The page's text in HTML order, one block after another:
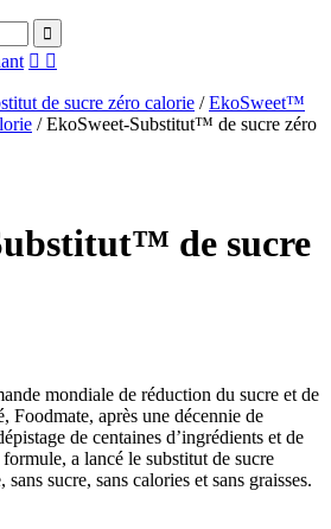
 
de sucre zéro calorie /EkoSweet™
/EkoSweet-Substitut™ de sucre zéro
de sucre
mondiale de réduction du sucre et de
Foodmate, après une décennie de
de centaines d’ingrédients et de
a lancé le substitut de sucre
sucre, sans calories et sans graisses.